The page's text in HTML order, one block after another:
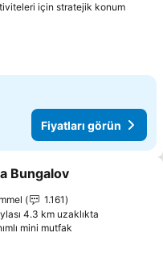
için stratejik konum
Fiyatları görün
ekle
Bungalov
1.161
4.3 km uzaklıkta
mini mutfak